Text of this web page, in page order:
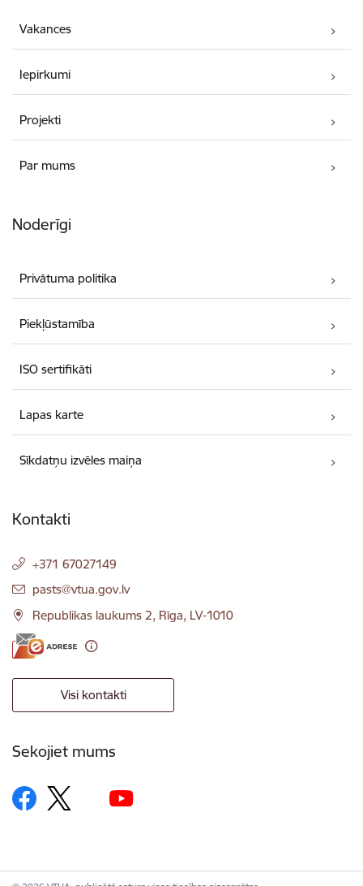
Vakances
Iepirkumi
Projekti
Par mums
Noderīgi
Privātuma politika
Piekļūstamība
ISO sertifikāti
Lapas karte
Sīkdatņu izvēles maiņa
Kontakti
+371 67027149
E-pasts:
pasts@vtua.gov.lv
Republikas laukums 2, Rīga, LV-1010
Visi kontakti
Sekojiet mums